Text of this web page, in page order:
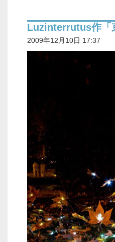
Luzinterrutus作「
2009年12月10日 17:37